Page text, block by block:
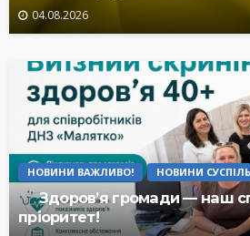
04.08.2026
НОВИНИ ВАЖЛИВО! НОВИНИ
Здоров’я громади — наш
пріоритет!